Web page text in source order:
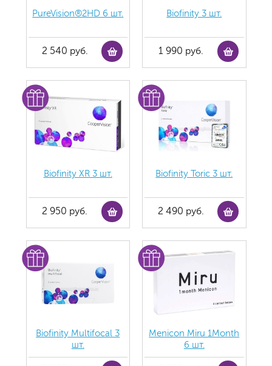
PureVision®2HD 6 шт.
2 540 руб.
Biofinity 3 шт.
1 990 руб.
Biofinity ХR 3 шт.
2 950 руб.
Biofinity Toric 3 шт.
2 490 руб.
Biofinity Multifocal 3
шт.
Menicon Miru 1Month
6 шт.